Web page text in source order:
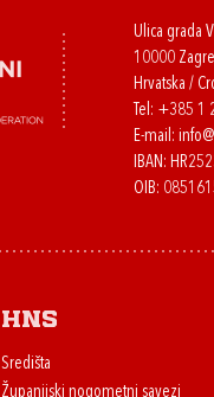
Ulica grada
10000
Hrvatska /
Tel: +385 1
E-mail:
IBAN:
OIB:
HNS
Središta
Županijski nogometni savezi